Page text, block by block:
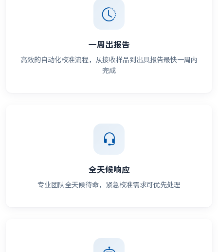
一周出报告
高效的自动化校准流程，从接收样品到出具报告最快一周内
完成
全天候响应
专业团队全天候待命，紧急校准需求可优先处理